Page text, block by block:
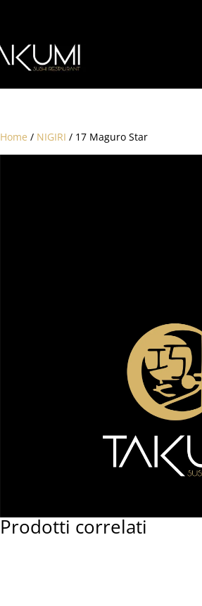
Home / NIGIRI / 17 Maguro Star
Prodotti correlati